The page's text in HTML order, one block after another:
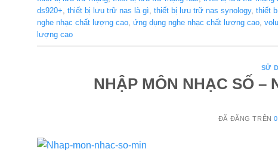
ds920+ thiết bị lưu trữ nas là gì thiết bị lưu trữ nas synology, thiết
nghe nhạc chất lượng cao ứng dụng nghe nhạc chất lượng cao
lượng cao
SỬ
NHẬP MÔN NHẠC SỐ –
ĐÃ ĐĂNG TRÊN